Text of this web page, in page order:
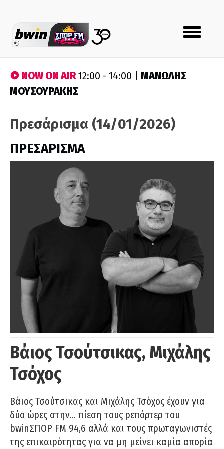
Toggle
navigation
NOW ON AIR12:00 - 14:00 | ΜΑΝΩΛΗΣ
ΜΟΥΣΟΥΡΑΚΗΣ
Πρεσάρισμα (14/01/2026)
ΠΡΕΣΑΡΙΣΜΑ
Βάιος Τσούτσικας, Μιχάλης
Τσόχος
Βάιος Τσούτσικας και Μιχάλης Τσόχος έχουν για
δύο ώρες στην… πίεση τους ρεπόρτερ του
bwinΣΠΟΡ FM 94,6 αλλά και τους πρωταγωνιστές
της επικαιρότητας για να μη μείνει καμία απορία